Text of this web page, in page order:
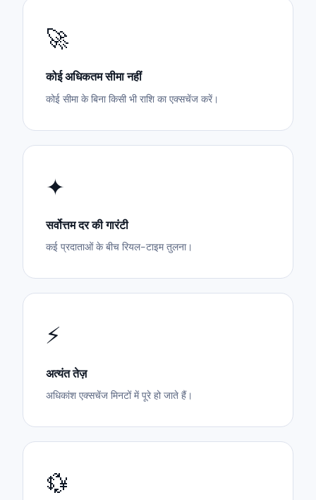
🚀
कोई अधिकतम सीमा नहीं
कोई सीमा के बिना किसी भी राशि का एक्सचेंज करें।
✦
सर्वोत्तम दर की गारंटी
कई प्रदाताओं के बीच रियल-टाइम तुलना।
⚡
अत्यंत तेज़
अधिकांश एक्सचेंज मिनटों में पूरे हो जाते हैं।
💱